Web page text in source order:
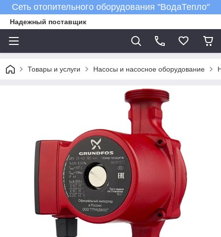
Сеть отопительного оборудования "ВодаТепло"
Надежный поставщик
Товары и услуги Насосы и насосное оборудование